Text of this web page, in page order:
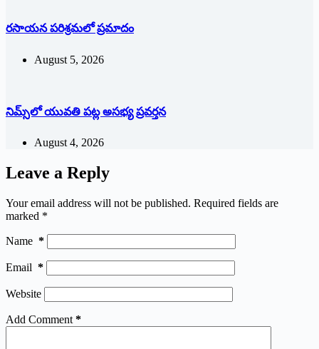
రసాయన పరిశ్రమలో ప్రమాదం
August 5, 2026
నిమ్స్‌లో యువతి పట్ల అసభ్య ప్రవర్తన
August 4, 2026
Leave a Reply
Your email address will not be published. Required fields are
marked *
Name *
Email *
Website
Add Comment *